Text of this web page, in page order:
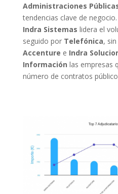
Administraciones
tendencias clave de
Indra Sistemas lidera el
seguido por Telefónica,
Accenture e Indra
Información las empresas
número de contratos